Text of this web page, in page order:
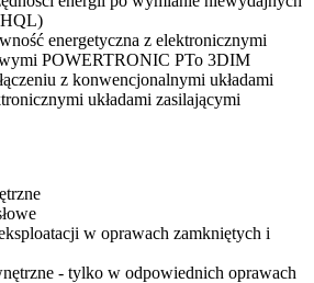
energetyczna z elektronicznymi
POWERTRONIC PTo 3DIM
z konwencjonalnymi układami
układami zasilającymi
w oprawach zamkniętych i
- tylko w odpowiednich oprawach